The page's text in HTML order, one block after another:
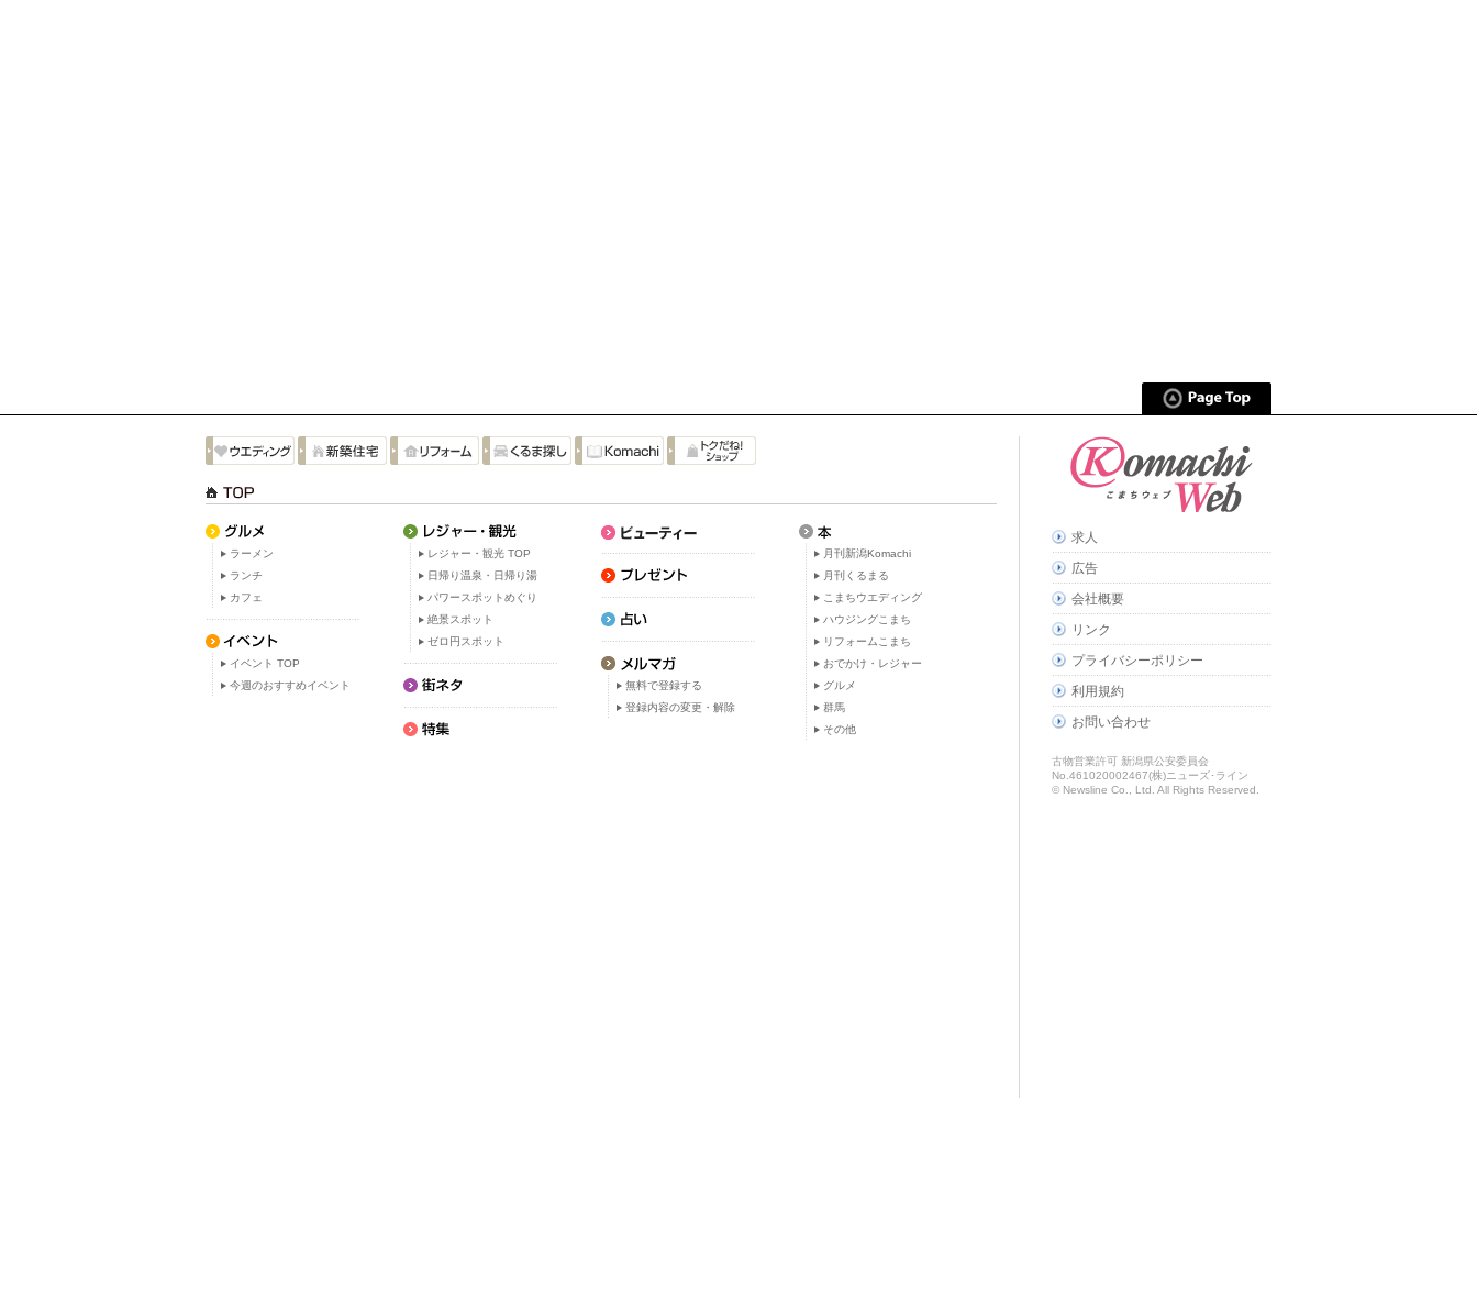
ラーメン
ランチ
カフェ
イベント TOP
今週のおすすめイベント
レジャー・観光 TOP
日帰り温泉・日帰り湯
パワースポットめぐり
絶景スポット
ゼロ円スポット
無料で登録する
登録内容の変更・解除
月刊新潟Komachi
月刊くるまる
こまちウエディング
ハウジングこまち
リフォームこまち
おでかけ・レジャー
グルメ
群馬
その他
求人
広告
会社概要
リンク
プライバシーポリシー
利用規約
お問い合わせ
古物営業許可 新潟県公安委員会
No.461020002467(株)ニューズ･ライン
© Newsline Co., Ltd. All Rights Reserved.